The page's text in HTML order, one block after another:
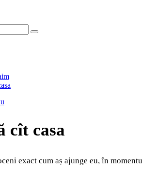
cît casa
exact cum aș ajunge eu, în